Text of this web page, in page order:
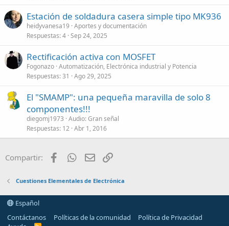
Estación de soldadura casera simple tipo MK936
heidyvanesa19 Aportes y documentación
Respuestas 4 Sep 24, 2025
Rectificación activa con MOSFET
Fogonazo Automatización, Electrónica industrial y Potencia
Respuestas 31 Ago 29, 2025
El "SMAMP": una pequeña maravilla de solo 8
componentes!!!
diegomj1973 Audio: Gran señal
Respuestas 12 Abr 1, 2016
Compartir: FacebookWhatsApp
Email
Cuestiones Elementales de Electrónica
Español
Contáctanos
Políticas de la comunidad
Política de Privacidad